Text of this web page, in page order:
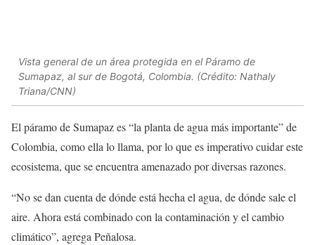
Vista general de un área protegida en el Páramo de
Sumapaz, al sur de Bogotá, Colombia. (Crédito: Nathaly
Triana/CNN)
El páramo de Sumapaz es “la planta de agua más importante” de
Colombia, como ella lo llama, por lo que es imperativo cuidar este
ecosistema, que se encuentra amenazado por diversas razones.
“No se dan cuenta de dónde está hecha el agua, de dónde sale el
aire. Ahora está combinado con la contaminación y el cambio
climático”, agrega Peñalosa.